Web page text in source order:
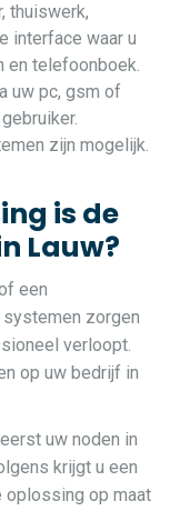
thuiswerk,
interface waar u
en telefoonboek.
uw pc, gsm of
zijn mogelijk.
is de
Lauw?
een
zorgen
verloopt.
op uw bedrijf in
uw noden in
krijgt u een
op maat